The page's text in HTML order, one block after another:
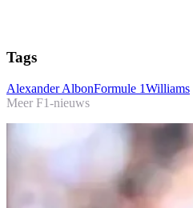
Tags
Alexander AlbonFormule 1Williams
Meer F1-nieuws